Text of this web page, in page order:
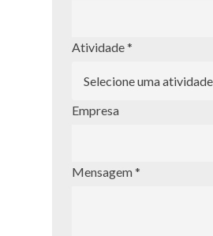
Atividade *
Empresa
Mensagem *